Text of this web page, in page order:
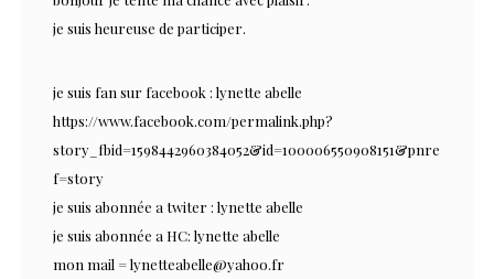
je suis heureuse de participer.
je suis fan sur facebook : lynette abelle
https://www.facebook.com/permalink.php?
story_fbid=1598442960384052&id=100006550908151&pnre
f=story
je suis abonnée a twiter : lynette abelle
je suis abonnée a HC: lynette abelle
mon mail =lynetteabelle@yahoo.fr